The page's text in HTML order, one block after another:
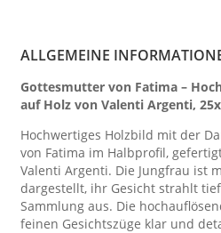
ALLGEMEINE
Gottesmutter von Fatima –
auf Holz von Valenti Argenti,
Hochwertiges Holzbild mit der
von Fatima im Halbprofil,
Valenti Argenti. Die Jungfrau ist
dargestellt, ihr Gesicht strahlt
Sammlung aus. Die
feinen Gesichtszüge klar und